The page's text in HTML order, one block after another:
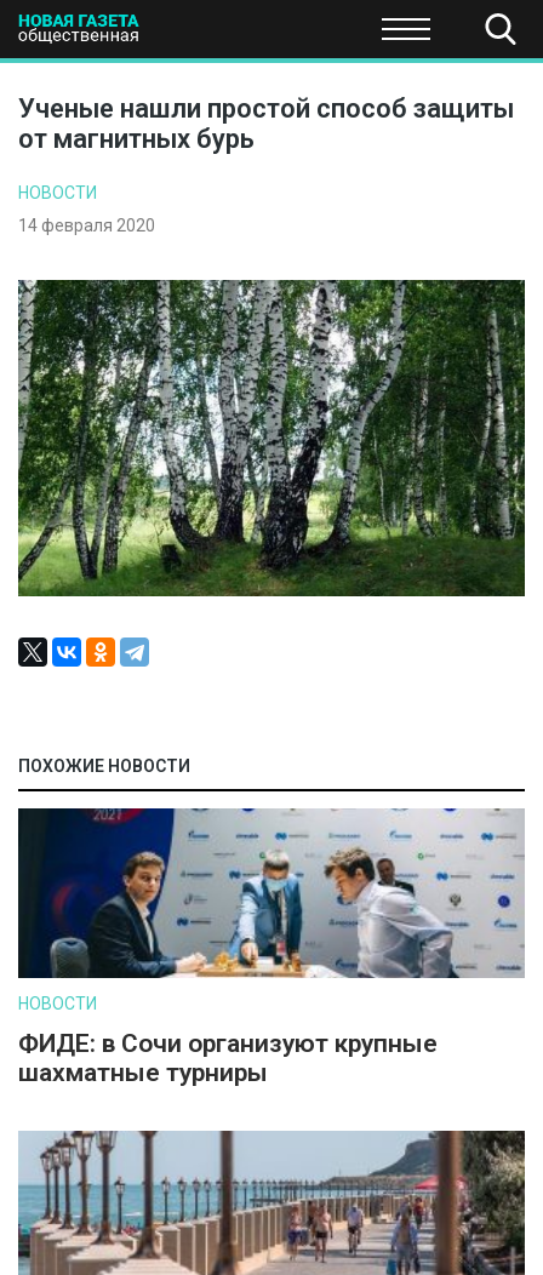
ПОЛИТИКА ЭКОНОМИКА НАУКА И
Ученые нашли простой способ защиты
от магнитных бурь
НОВОСТИ
14 февраля 2020
ПОХОЖИЕ НОВОСТИ
НОВОСТИ
ФИДЕ: в Сочи организуют крупные
шахматные турниры